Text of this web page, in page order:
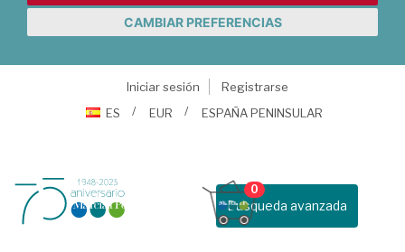
CAMBIAR PREFERENCIAS
Iniciar sesión
Registrarse
ES
EUR ESPAÑA PENINSULAR
Busqueda avanzada
0